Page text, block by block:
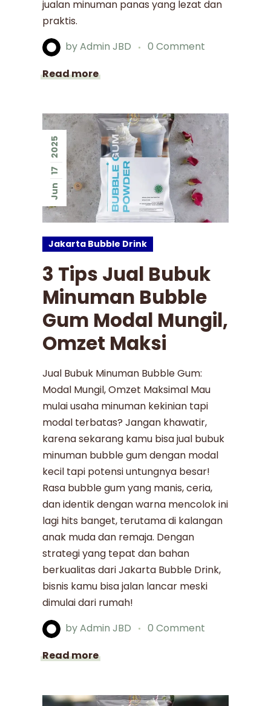
jualan minuman panas yang lezat dan
praktis.
byAdmin JBD
0 Comment
Read more
Jun
17
2025
Jakarta Bubble Drink
3 Tips Jual Bubuk
Minuman Bubble
Gum Modal Mungil,
Omzet Maksi
Jual Bubuk Minuman Bubble Gum:
Modal Mungil, Omzet Maksimal Mau
mulai usaha minuman kekinian tapi
modal terbatas? Jangan khawatir,
karena sekarang kamu bisa jual bubuk
minuman bubble gum dengan modal
kecil tapi potensi untungnya besar!
Rasa bubble gum yang manis, ceria,
dan identik dengan warna mencolok ini
lagi hits banget, terutama di kalangan
anak muda dan remaja. Dengan
strategi yang tepat dan bahan
berkualitas dari Jakarta Bubble Drink,
bisnis kamu bisa jalan lancar meski
dimulai dari rumah!
byAdmin JBD
0 Comment
Read more